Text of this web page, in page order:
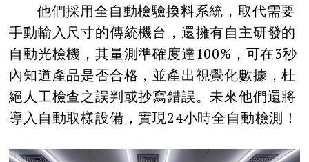
他們採用全自動檢驗換料系統，取代需要
手動輸入尺寸的傳統機台，還擁有自主研發的
自動光檢機，其量測準確度達100%，可在3秒
內知道產品是否合格，並產出視覺化數據，杜
絕人工檢查之誤判或抄寫錯誤。未來他們還將
導入自動取樣設備，實現24小時全自動檢測！